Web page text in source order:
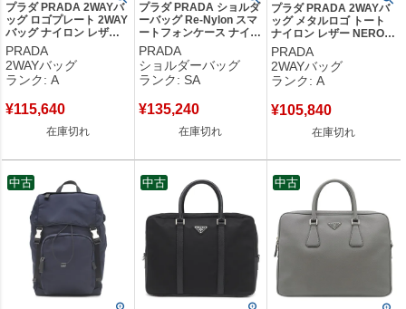
プラダ PRADA 2WAYバ
ッグ ロゴプレート 2WAY
バッグ ナイロン レザー
NERO ゴールド金具 黒
ハンドバッグ ショルダー
テスート 【中古】中古美
品
PRADA
2WAYバッグ
ランク: A
¥115,640
在庫切れ
プラダ PRADA ショルダ
ーバッグ Re-Nylon スマ
ートフォンケース ナイロ
ン レザー ブラック シル
バー金具 三角ロゴ ショ
ルダー ドロスト ポシェ
ット 2ZH155 【箱】 【中
PRADA
ショルダーバッグ
ランク: SA
¥135,240
在庫切れ
プラダ PRADA 2WAYバ
ッグ メタルロゴ トート
ナイロン レザー NERO
シルバー金具 ショルダー
黒 【中古】中古美品
PRADA
2WAYバッグ
ランク: A
¥105,840
在庫切れ
中古 中古 中古